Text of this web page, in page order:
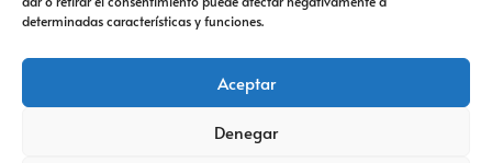
determinadas características y funciones.
Aceptar
Denegar
Política de devolución